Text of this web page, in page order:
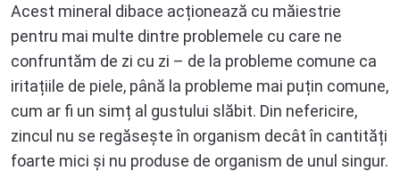
Acest mineral dibace acționează cu măiestrie
pentru mai multe dintre problemele cu care ne
confruntăm de zi cu zi – de la probleme comune ca
iritațiile de piele, până la probleme mai puțin comune,
cum ar fi un simț al gustului slăbit. Din nefericire,
zincul nu se regăsește în organism decât în cantități
foarte mici și nu produse de organism de unul singur.